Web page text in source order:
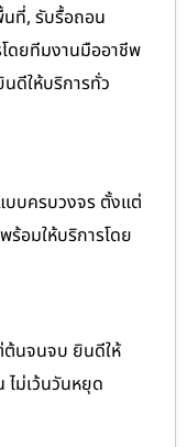
นที่, รับรื้อถอน
ดยทีมงานมืออาชีพ
ดีให้บริการทั่ว
บบครบวงจร ตั้งแต่
อมให้บริการโดย
นจนจบ ยินดีให้
ไม่เว้นวันหยุด